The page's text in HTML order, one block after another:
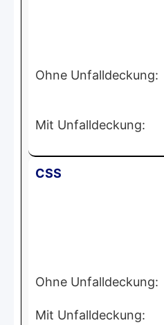
Ohne Unfalldeckung:
Mit Unfalldeckung:
CSS
Ohne Unfalldeckung:
Mit Unfalldeckung: